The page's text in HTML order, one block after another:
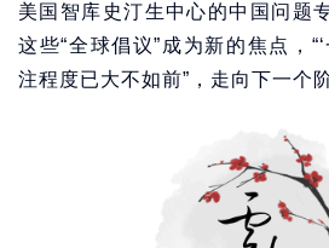
美国智库史汀生中心的中国问题
这些“全球倡议”成为新的焦点，
注程度已大不如前”，走向下一个